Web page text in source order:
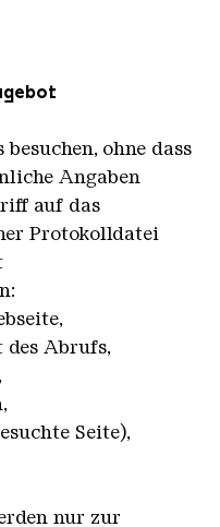
ohne dass
Angaben
auf das
Protokolldatei
des Abrufs,
Seite),
nur zur